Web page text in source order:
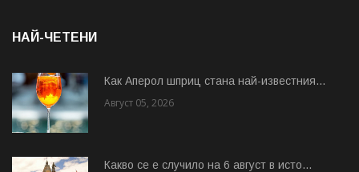
НАЙ-ЧЕТЕНИ
Как Аперол шприц стана най-известния...
Август 05, 2026
Какво се е случило на 6 август в исто...